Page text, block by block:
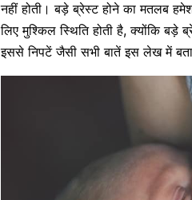
नहीं होती। बड़े ब्रेस्ट होने का मतलब
लिए मुश्किल स्थिति होती है, क्योंकि
इससे निपटें जैसी सभी बातें इस लेख में